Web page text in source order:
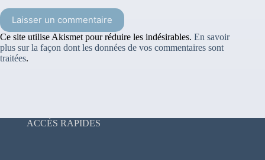
Laisser un commentaire
Ce site utilise Akismet pour réduire les indésirables. En savoir
plus sur la façon dont les données de vos commentaires sont
traitées.
ACCÈS RAPIDES